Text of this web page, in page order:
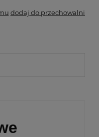
dodaj do przechowalni